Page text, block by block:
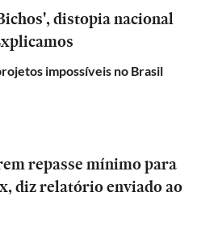
distopia nacional
impossíveis no Brasil
repasse mínimo para
diz relatório enviado ao